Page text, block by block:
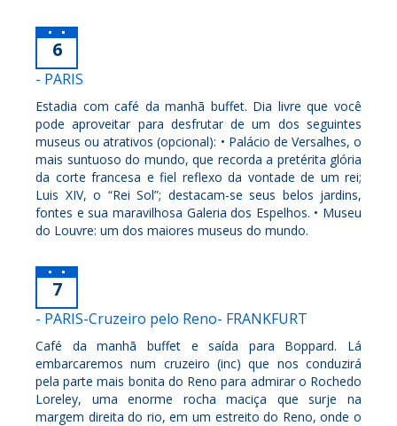
6
- PARIS
Estadia com café da manhã buffet. Dia livre que você
pode aproveitar para desfrutar de um dos seguintes
museus ou atrativos (opcional): • Palácio de Versalhes, o
mais suntuoso do mundo, que recorda a pretérita glória
da corte francesa e fiel reflexo da vontade de um rei;
Luis XIV, o “Rei Sol”; destacam-se seus belos jardins,
fontes e sua maravilhosa Galeria dos Espelhos. • Museu
do Louvre: um dos maiores museus do mundo.
7
- PARIS-Cruzeiro pelo Reno- FRANKFURT
Café da manhã buffet e saída para Boppard. Lá
embarcaremos num cruzeiro (inc) que nos conduzirá
pela parte mais bonita do Reno para admirar o Rochedo
Loreley, uma enorme rocha maciça que surje na
margem direita do rio, em um estreito do Reno, onde o